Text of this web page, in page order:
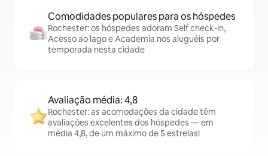
Comodidades populares para os hóspedes
Rochester: os hóspedes adoram Self check-in,
Acesso ao lago e Academia nos aluguéis por
temporada nesta cidade
Avaliação média: 4,8
Rochester: as acomodações da cidade têm
avaliações excelentes dos hóspedes — em
média 4,8, de um máximo de 5 estrelas!